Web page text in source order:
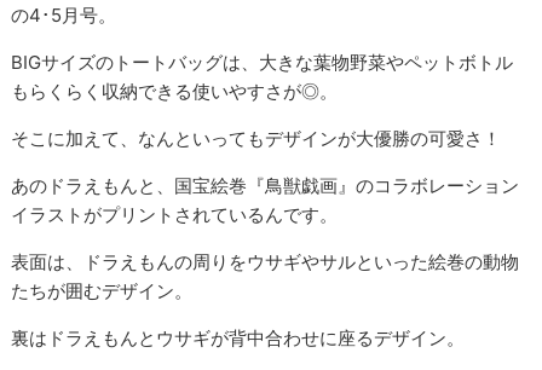
の4･5月号。
BIGサイズのトートバッグは、大きな葉物野菜やペットボトル
もらくらく収納できる使いやすさが◎。
そこに加えて、なんといってもデザインが大優勝の可愛さ！
あのドラえもんと、国宝絵巻『鳥獣戯画』のコラボレーション
イラストがプリントされているんです。
表面は、ドラえもんの周りをウサギやサルといった絵巻の動物
たちが囲むデザイン。
裏はドラえもんとウサギが背中合わせに座るデザイン。